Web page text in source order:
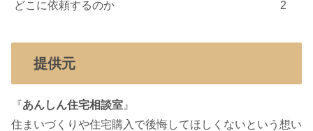
どこに依頼するのか
2
提供元
『あんしん住宅相談室 』
住まいづくりや住宅購入で後悔してほしくないという想い